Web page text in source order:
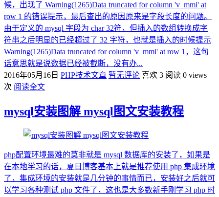
候，出现了 Warning(1265)Data truncated for column 'v_mmi' at
row 1 的错误提示，最后查出的原因原来是字段长度的问题。
由于定义的 mysql 字段为 char 32符，但插入的数组转换成字
符串之后明显的已经超过了 32 字符，也就是插入的时候提示
Warning(1265)Data truncated for column 'v_mmi' at row 1，这句
话意思就是说数据已经被截断，没有办...
2016年05月16日 PHP技术文章 暂无评论 喜欢 3 阅读 0 views
次 阅读全文
mysql安装图解 mysql图文安装教程
php配置环境最难的莫非就是 mysql 数据库的安装了，如果是
在本地学习的话，夏日博客基本上就是推荐使用 php 集成环境
了，集成环境的安装就是几分钟的事情而已，安装好之后就可
以学习各种测试 php 文件了，这也是大多数新手刚学习 php 时